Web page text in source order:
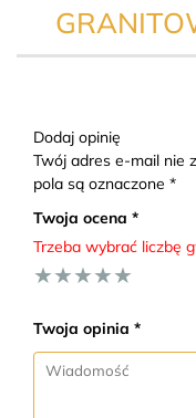
Dodaj opinię
Twój adres e-mail nie
pola są oznaczone *
Twoja ocena *
Trzeba wybrać liczbę
★
★
★
★
★
Twoja opinia *